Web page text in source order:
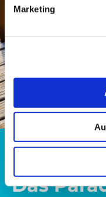
Marketing
Das